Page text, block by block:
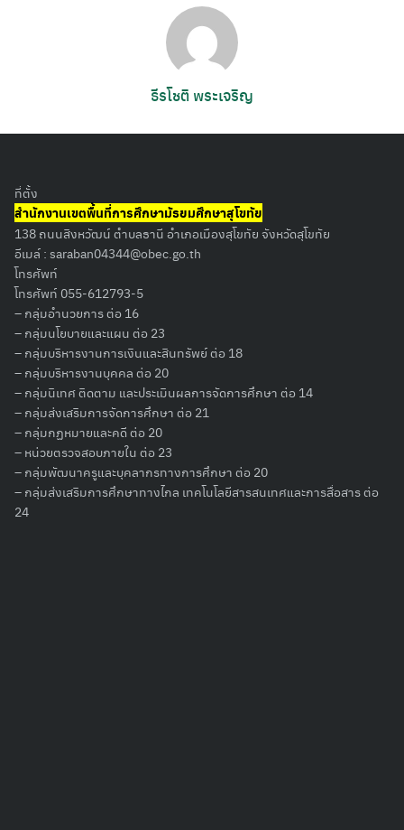
Search
for:
ธีรโชติ พระเจริญ
ที่ตั้ง
สำนักงานเขตพื้นที่การศึกษามัธยมศึกษาสุโขทัย
138 ถนนสิงหวัฒน์ ตำบลธานี อำเภอเมืองสุโขทัย จังหวัดสุโขทัย
อีเมล์ : saraban04344@obec.go.th
โทรศัพท์
โทรศัพท์ 055-612793-5
– กลุ่มอำนวยการ ต่อ 16
– กลุ่มนโยบายและแผน ต่อ 23
– กลุ่มบริหารงานการเงินและสินทรัพย์ ต่อ 18
– กลุ่มบริหารงานบุคคล ต่อ 20
– กลุ่มนิเทศ ติดตาม และประเมินผลการจัดการศึกษา ต่อ 14
– กลุ่มส่งเสริมการจัดการศึกษา ต่อ 21
– กลุ่มกฏหมายและคดี ต่อ 20
– หน่วยตรวจสอบภายใน ต่อ 23
– กลุ่มพัฒนาครูและบุคลากรทางการศึกษา ต่อ 20
– กลุ่มส่งเสริมการศึกษาทางไกล เทคโนโลยีสารสนเทศและการสื่อสาร ต่อ
24